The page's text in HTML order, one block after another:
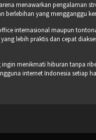
menawarkan pengalaman
yang mengganggu
internasional maupun
lebih praktis dan cepat
menikmati hiburan tanpa
internet Indonesia setiap